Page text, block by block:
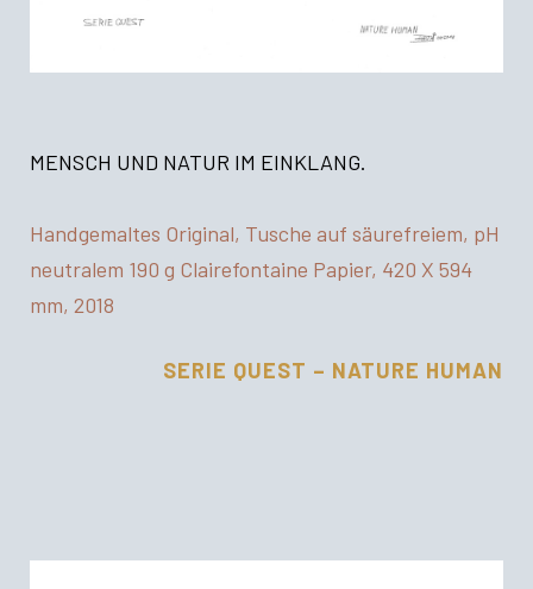
MENSCH UND NATUR IM EINKLANG.
Handgemaltes Original, Tusche auf säurefreiem, pH
neutralem 190 g Clairefontaine Papier, 420 X 594
mm, 2018
SERIE QUEST – NATURE HUMAN